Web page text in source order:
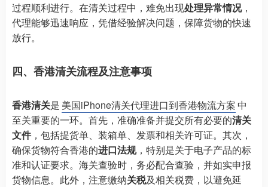
过程顺利进行。在清关过程中，难免出现处理异常情况，
代理能够迅速响应，凭借经验解决问题，保障货物的快速
放行。
四、香港清关流程及注意事项
香港清关是 美国iPhone清关代理进口到香港物流方案 中
至关重要的一环。首先，准确准备并提交所有必要的清关
文件，包括提货单、装箱单、发票和相关许可证。其次，
确保货物符合香港的进口法规，特别是关于电子产品的标
准和认证要求。海关查验时，务必配合查验，并如实申报
货物信息。此外，注意缴纳关税及相关税费，以避免延